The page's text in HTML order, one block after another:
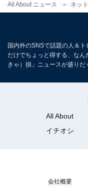
All About ニュース ネッ
国内外のSNSで話題の人＆
だけでちょっと得する、な
きゃ）損」ニュースが盛りだ
All About
イチオシ
会社概要